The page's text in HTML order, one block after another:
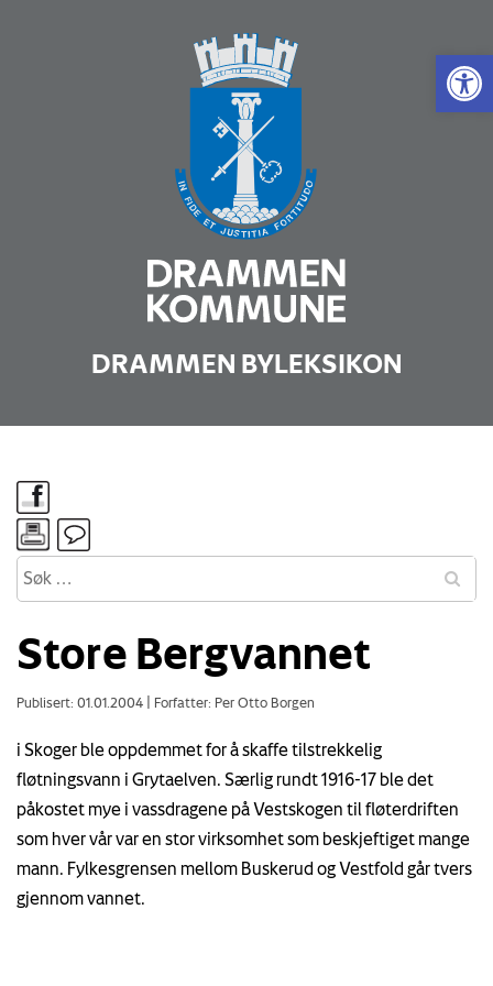
Vis
DRAMMEN BYLEKSIKON
Store Bergvannet
Publisert: 01.01.2004 Forfatter: Per Otto Borgen
i Skoger ble oppdemmet for å skaffe tilstrekkelig
fløtningsvann i Grytaelven. Særlig rundt 1916-17 ble det
påkostet mye i vassdragene på Vestskogen til fløterdriften
som hver vår var en stor virksomhet som beskjeftiget mange
mann. Fylkesgrensen mellom Buskerud og Vestfold går tvers
gjennom vannet.